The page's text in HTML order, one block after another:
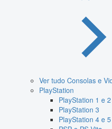
Ver tudo Consolas e
PlayStation
PlayStation 1 e 2
PlayStation 3
PlayStation 4 e 5